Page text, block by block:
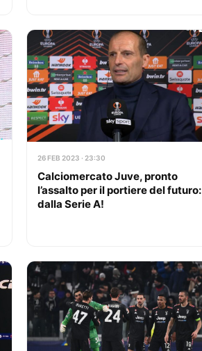
26 FEB 2023 · 23:30
Calciomercato Juve, pronto
l’assalto per il portiere del futuro:
dalla Serie A!